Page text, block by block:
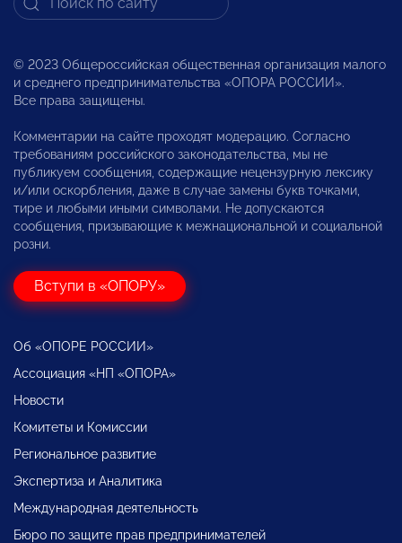
© 2023 Общероссийская общественная организация малого
и среднего предпринимательства «ОПОРА РОССИИ».
Все права защищены.
Комментарии на сайте проходят модерацию. Согласно
требованиям российского законодательства, мы не
публикуем сообщения, содержащие нецензурную лексику
и/или оскорбления, даже в случае замены букв точками,
тире и любыми иными символами. Не допускаются
сообщения, призывающие к межнациональной и социальной
розни.
Вступи в «ОПОРУ»
Об «ОПОРЕ РОССИИ»
Ассоциация «НП «ОПОРА»
Новости
Комитеты и Комиссии
Региональное развитие
Экспертиза и Аналитика
Международная деятельность
Бюро по защите прав предпринимателей